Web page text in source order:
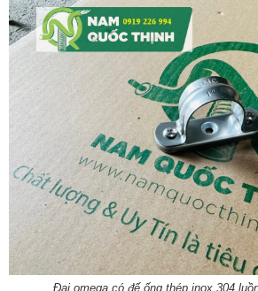
Đai omega có đế ống thép inox 304